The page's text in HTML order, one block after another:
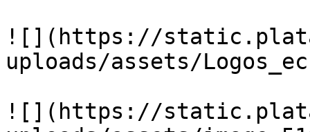
![](https://
uploads/assets/
![](https://